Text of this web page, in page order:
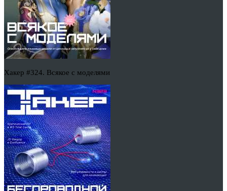
Хакер #324. Всякое с моделями